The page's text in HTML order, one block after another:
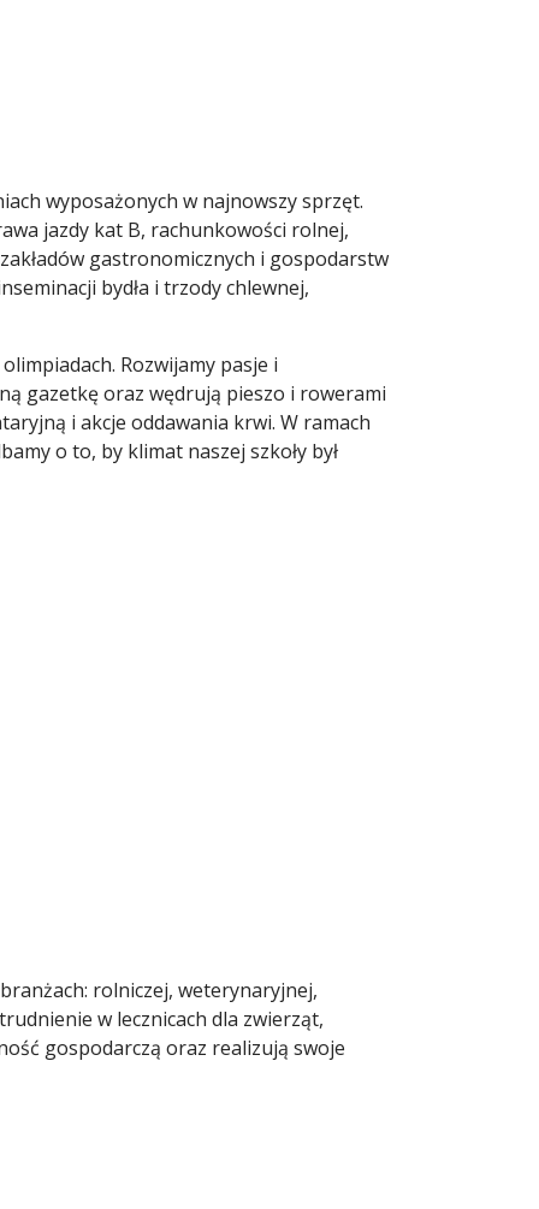
wyposażonych w najnowszy sprzęt.
jazdy kat B, rachunkowości rolnej,
gastronomicznych i gospodarstw
bydła i trzody chlewnej,
Rozwijamy pasje i
gazetkę oraz wędrują pieszo i rowerami
i akcje oddawania krwi. W ramach
o to, by klimat naszej szkoły był
rolniczej, weterynaryjnej,
w lecznicach dla zwierząt,
gospodarczą oraz realizują swoje